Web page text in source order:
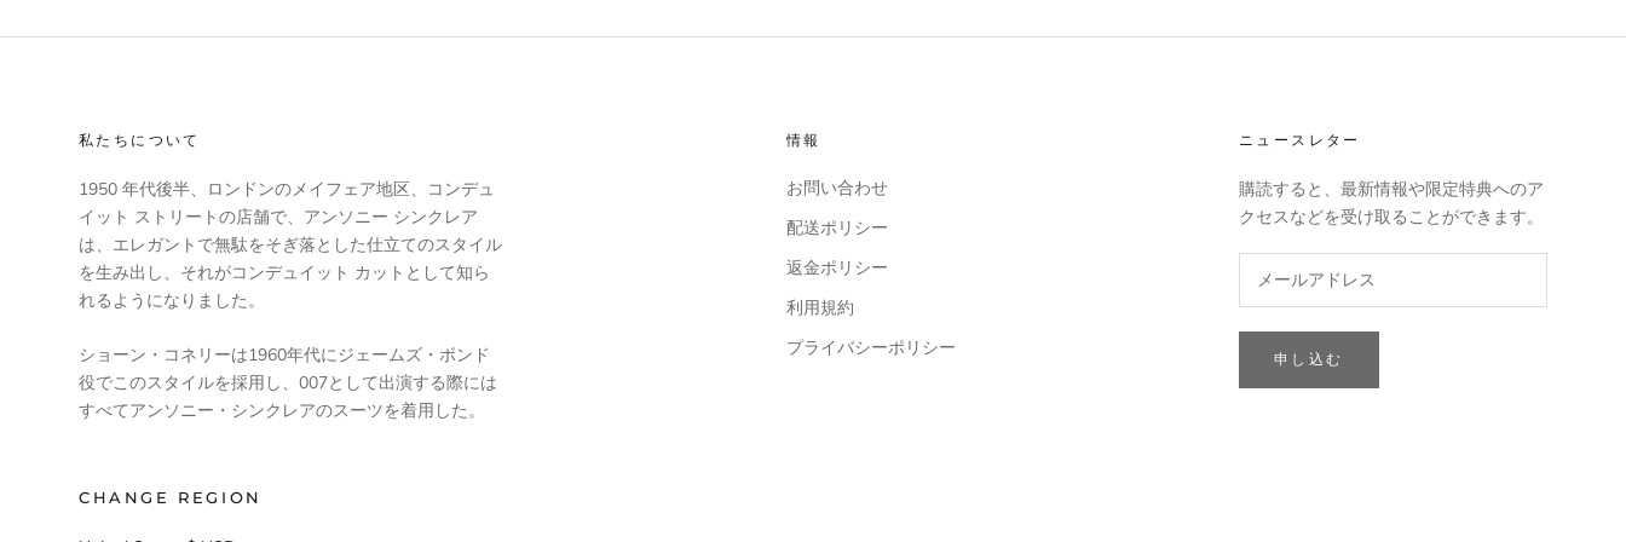
私たちについて
1950 年代後半、ロンドンのメイフェア地区、コンデュ
イット ストリートの店舗で、アンソニー シンクレア
は、エレガントで無駄をそぎ落とした仕立てのスタイル
を生み出し、それがコンデュイット カットとして知ら
れるようになりました。
ショーン・コネリーは1960年代にジェームズ・ボンド
役でこのスタイルを採用し、007として出演する際には
すべてアンソニー・シンクレアのスーツを着用した。
情報
お問い合わせ
配送ポリシー
返金ポリシー
利用規約
プライバシーポリシー
ニュースレター
購読すると、最新情報や限定特典へのア
クセスなどを受け取ることができます。
申し込む
CHANGE REGION